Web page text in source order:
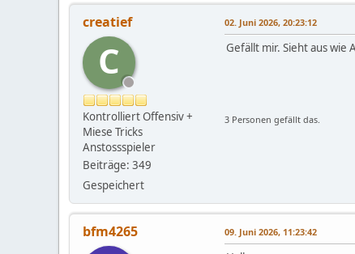
creatief
C
Kontrolliert Offensiv +
Miese Tricks
Anstossspieler
Beiträge: 349
Gespeichert
02. Juni 2026, 20:23:12
Gefällt mir. Sieht aus wie
3 Personen gefällt das.
bfm4265 09. Juni 2026, 11:23:42